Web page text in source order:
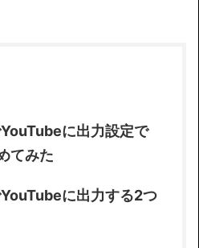
に出力設定で
てみた
に出力する2つ